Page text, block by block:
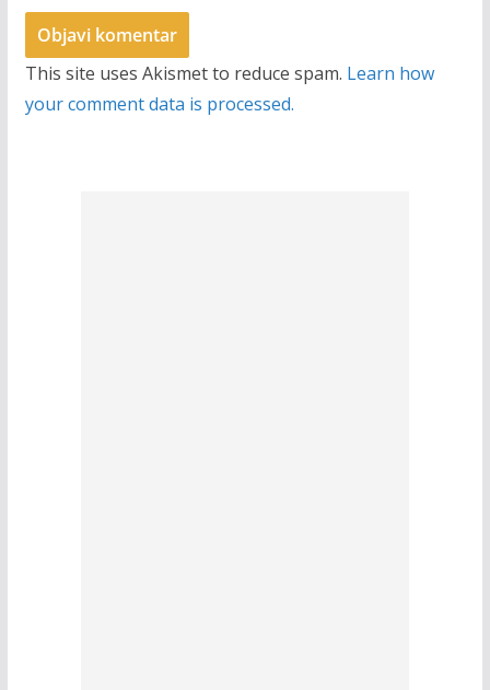
This site uses Akismet to reduce spam. Learn how
your comment data is processed.